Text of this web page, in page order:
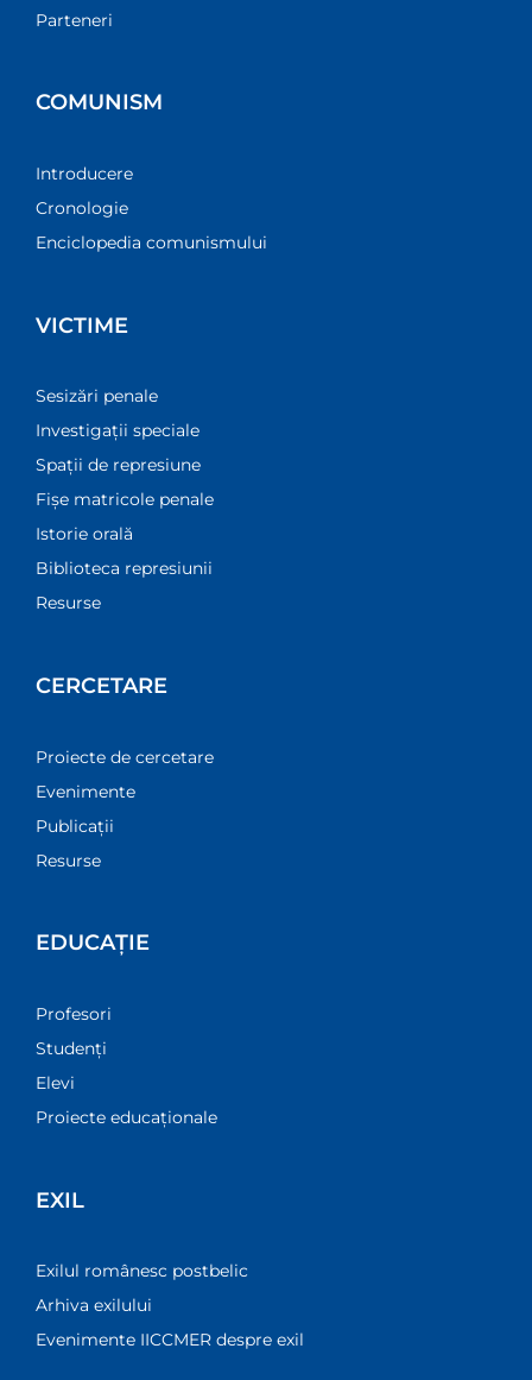
Parteneri
COMUNISM
Introducere
Cronologie
Enciclopedia comunismului
VICTIME
Sesizări penale
Investigații speciale
Spații de represiune
Fișe matricole penale
Istorie orală
Biblioteca represiunii
Resurse
CERCETARE
Proiecte de cercetare
Evenimente
Publicații
Resurse
EDUCAȚIE
Profesori
Studenți
Elevi
Proiecte educaționale
EXIL
Exilul românesc postbelic
Arhiva exilului
Evenimente IICCMER despre exil